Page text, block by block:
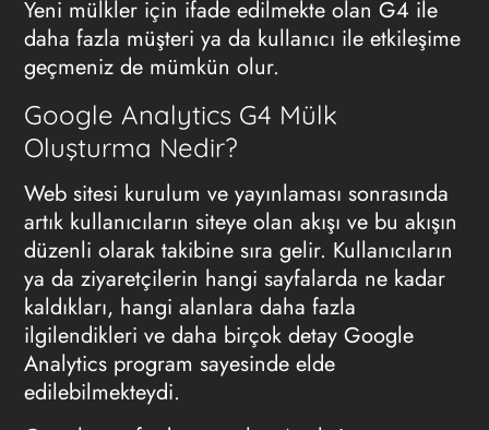
Yeni mülkler için ifade edilmekte olan G4 ile
daha fazla müşteri ya da kullanıcı ile etkileşime
geçmeniz de mümkün olur.
Google Analytics G4 Mülk
Oluşturma Nedir?
Web sitesi kurulum ve yayınlaması sonrasında
artık kullanıcıların siteye olan akışı ve bu akışın
düzenli olarak takibine sıra gelir. Kullanıcıların
ya da ziyaretçilerin hangi sayfalarda ne kadar
kaldıkları, hangi alanlara daha fazla
ilgilendikleri ve daha birçok detay Google
Analytics program sayesinde elde
edilebilmekteydi.